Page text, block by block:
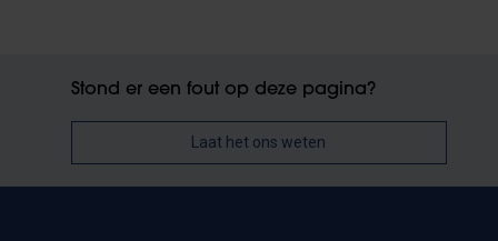
Stond er een fout op deze pagina?
Laat het ons weten